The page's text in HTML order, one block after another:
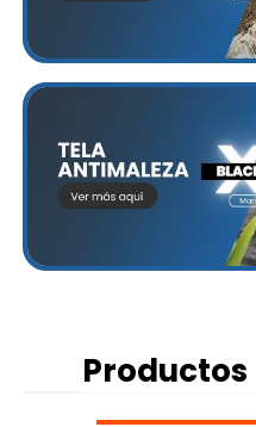
Productos